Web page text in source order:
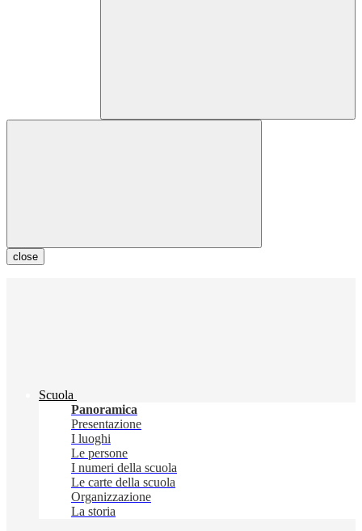
close
Scuola
Panoramica
Presentazione
I luoghi
Le persone
I numeri della scuola
Le carte della scuola
Organizzazione
La storia